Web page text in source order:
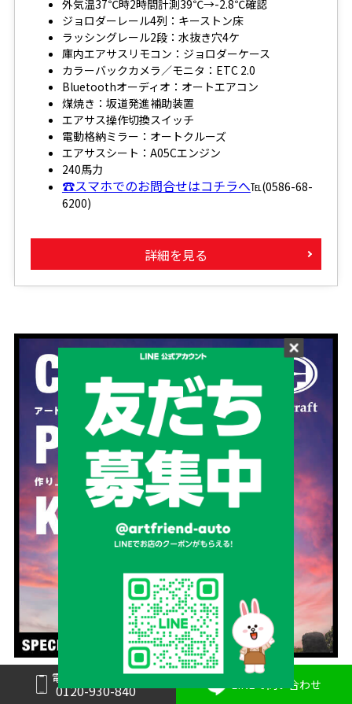
電話で問い合わせ
0120-930-840 LINEで問い合わせ
外気温37℃時2時間計測39℃→-2.8℃確認
ジョロダーレール4列：キーストン床
ラッシングレール2段：水抜き穴4ケ
庫内エアサスリモコン：ジョロダーケース
カラーバックカメラ／モニタ：ETC 2.0
Bluetoothオーディオ：オートエアコン
煤焼き：坂道発進補助装置
エアサス操作切換スイッチ
電動格納ミラー：オートクルーズ
エアサスシート：A05Cエンジン
240馬力
☎スマホでのお問合せはコチラへ℡(0586-68-
6200)
詳細を見る